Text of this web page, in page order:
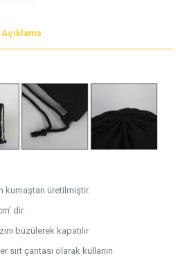
Açıklama
kumaştan üretilmiştir.
dir.
büzülerek kapatılır
sırt çantası olarak kullanın